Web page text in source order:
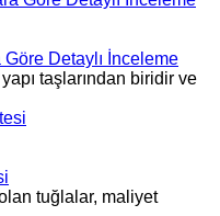
Detaylı İnceleme
taşlarından biridir ve
tuğlalar, maliyet